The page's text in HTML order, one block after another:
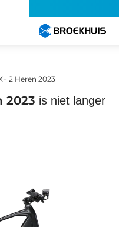
2 Heren 2023
2023 is niet langer